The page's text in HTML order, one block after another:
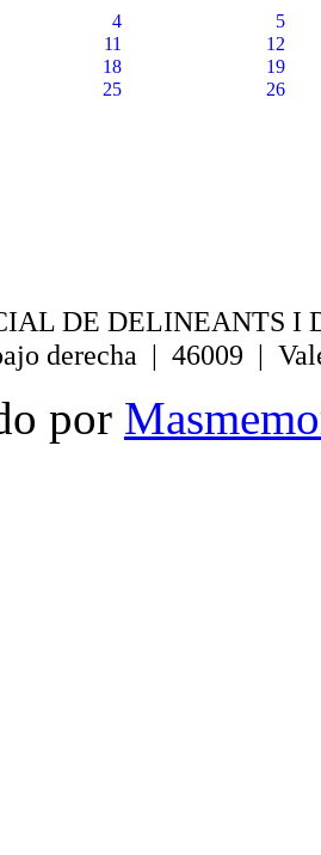
4
5
11
12
18
19
25
26
DE DELINEANTS I
derecha | 46009 |
por